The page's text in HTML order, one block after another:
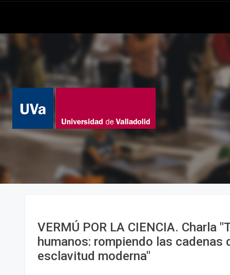
VERMÚ POR LA CIENCIA. Charla
humanos: rompiendo las cadenas
esclavitud moderna"